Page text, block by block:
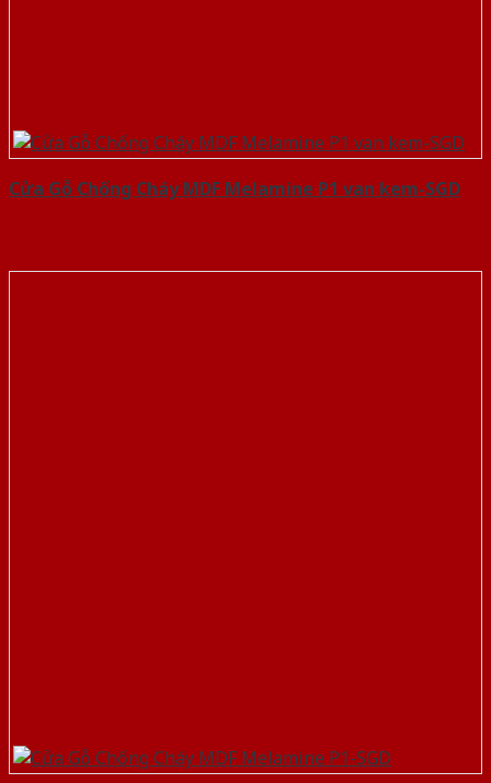
Cửa Gỗ Chống Cháy MDF Melamine P1 van kem-SGD